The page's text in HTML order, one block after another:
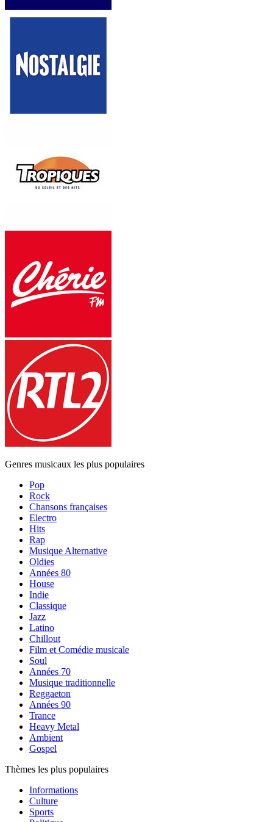
Genres musicaux les plus populaires
Pop
Rock
Chansons françaises
Electro
Hits
Rap
Musique Alternative
Oldies
Années 80
House
Indie
Classique
Jazz
Latino
Chillout
Film et Comédie musicale
Soul
Années 70
Musique traditionnelle
Reggaeton
Années 90
Trance
Heavy Metal
Ambient
Gospel
Thèmes les plus populaires
Informations
Culture
Sports